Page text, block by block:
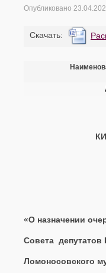
Опубликовано
Cкачать:
«О назначении
Совета депутатов
Ломоносовского